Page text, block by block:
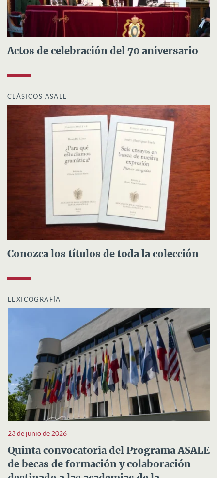
Actos de celebración del 70 aniversario
CLÁSICOS ASALE
Conozca los títulos de toda la colección
LEXICOGRAFÍA
23 de junio de 2026
Quinta convocatoria del Programa ASALE
de becas de formación y colaboración